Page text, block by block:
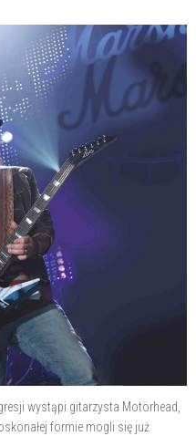
wystąpi gitarzysta Motörhead,
formie mogli się już